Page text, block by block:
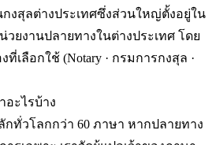
งสุลต่างประเทศซึ่งส่วนใหญ่ตั้งอยู่ใน
วยงานปลายทางในต่างประเทศ โดย
เลือกใช้ (Notary · กรมการกงสุล ·
อะไรบ้าง
ทั่วโลกกว่า 60 ภาษา หากปลายทาง